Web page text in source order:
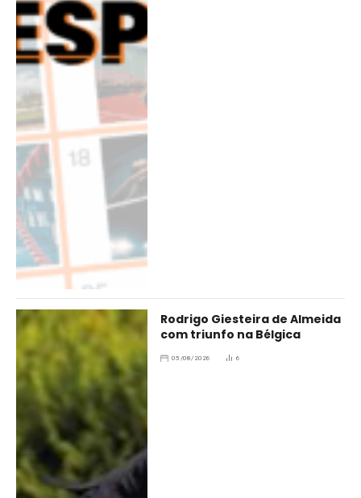
Rodrigo Giesteira de Almeida
com triunfo na Bélgica
05/08/2026 6